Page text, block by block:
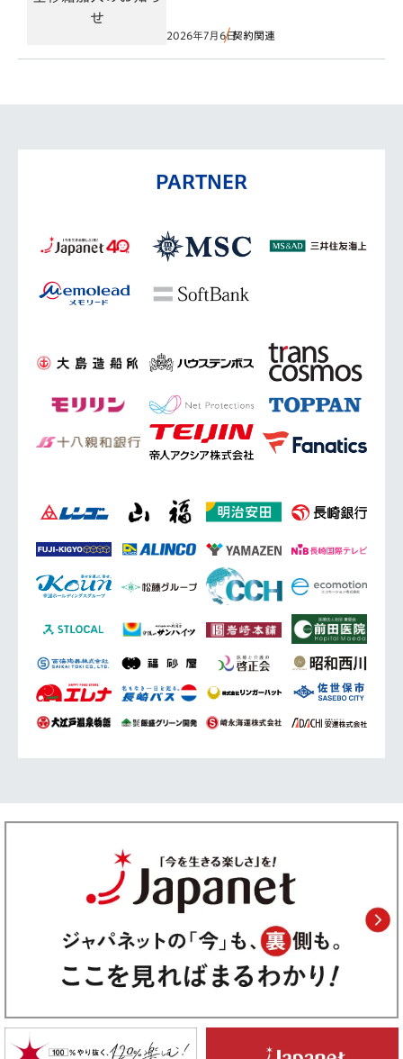
2026年7月6日契約関連
PARTNER